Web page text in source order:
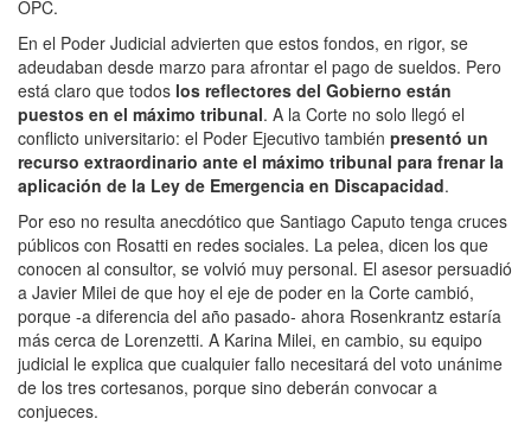
OPC.
En el Poder Judicial advierten que estos fondos, en rigor, se
adeudaban desde marzo para afrontar el pago de sueldos. Pero
está claro que todos los reflectores del Gobierno están
puestos en el máximo tribunal. A la Corte no solo llegó el
conflicto universitario: el Poder Ejecutivo también presentó un
recurso extraordinario ante el máximo tribunal para frenar la
aplicación de la Ley de Emergencia en Discapacidad.
Por eso no resulta anecdótico que Santiago Caputo tenga cruces
públicos con Rosatti en redes sociales. La pelea, dicen los que
conocen al consultor, se volvió muy personal. El asesor persuadió
a Javier Milei de que hoy el eje de poder en la Corte cambió,
porque -a diferencia del año pasado- ahora Rosenkrantz estaría
más cerca de Lorenzetti. A Karina Milei, en cambio, su equipo
judicial le explica que cualquier fallo necesitará del voto unánime
de los tres cortesanos, porque sino deberán convocar a
conjueces.